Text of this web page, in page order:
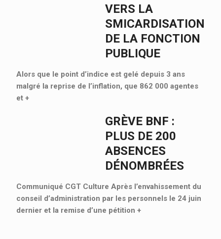
VERS LA
SMICARDISATION
DE LA FONCTION
PUBLIQUE
Alors que le point d’indice est gelé depuis 3 ans
malgré la reprise de l’inflation, que 862 000 agentes
et +
GRÈVE BNF :
PLUS DE 200
ABSENCES
DÉNOMBRÉES
Communiqué CGT Culture Après l’envahissement du
conseil d’administration par les personnels le 24 juin
dernier et la remise d’une pétition +